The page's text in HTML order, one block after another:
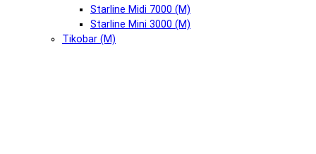
Starline Midi 7000 (М)
Starline Mini 3000 (М)
Tikobar (М)